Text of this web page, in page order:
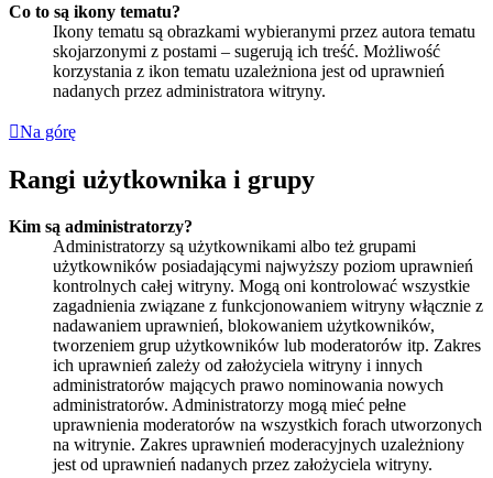
Co to są ikony tematu?
Ikony tematu są obrazkami wybieranymi przez autora tematu
skojarzonymi z postami – sugerują ich treść. Możliwość
korzystania z ikon tematu uzależniona jest od uprawnień
nadanych przez administratora witryny.
Na górę
Rangi użytkownika i grupy
Kim są administratorzy?
Administratorzy są użytkownikami albo też grupami
użytkowników posiadającymi najwyższy poziom uprawnień
kontrolnych całej witryny. Mogą oni kontrolować wszystkie
zagadnienia związane z funkcjonowaniem witryny włącznie z
nadawaniem uprawnień, blokowaniem użytkowników,
tworzeniem grup użytkowników lub moderatorów itp. Zakres
ich uprawnień zależy od założyciela witryny i innych
administratorów mających prawo nominowania nowych
administratorów. Administratorzy mogą mieć pełne
uprawnienia moderatorów na wszystkich forach utworzonych
na witrynie. Zakres uprawnień moderacyjnych uzależniony
jest od uprawnień nadanych przez założyciela witryny.